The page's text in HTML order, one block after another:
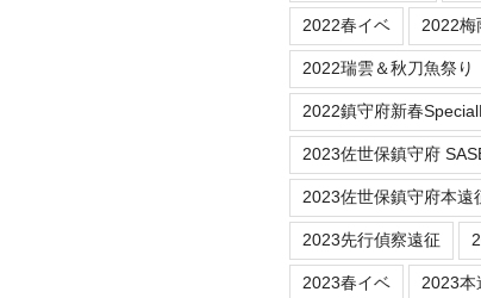
2022春イベ 2022梅
2022瑞雲＆秋刀魚祭り
2022鎮守府新春
2023佐世保鎮守府
2023佐世保鎮守府本遠
2023先行偵察遠征
2023春イベ 2023本